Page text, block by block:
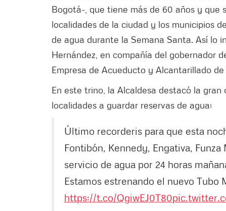
Bogotá-, que tiene más de 60 años y que
localidades de la ciudad y los municipios
de agua durante la Semana Santa. Así lo
Hernández, en compañía del gobernador
Empresa de Acueducto y Alcantarillado
En este trino, la Alcaldesa destacó la
localidades a guardar reservas de agua:
Último recorderis para que esta
Fontibón, Kennedy, Engativa,
servicio de agua por 24 horas
Estamos estrenando el nuevo Tubo
https://t.co/QgiwEJ0T80